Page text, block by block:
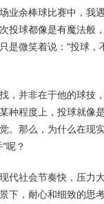
业余棒球比赛中，我
投球都像是有魔法般
是微笑着说：“投球，
，并非在于他的球技
种程度上，投球就像
。那么，为什么在现
呢？
代社会节奏快，压力
下，耐心和细致的思